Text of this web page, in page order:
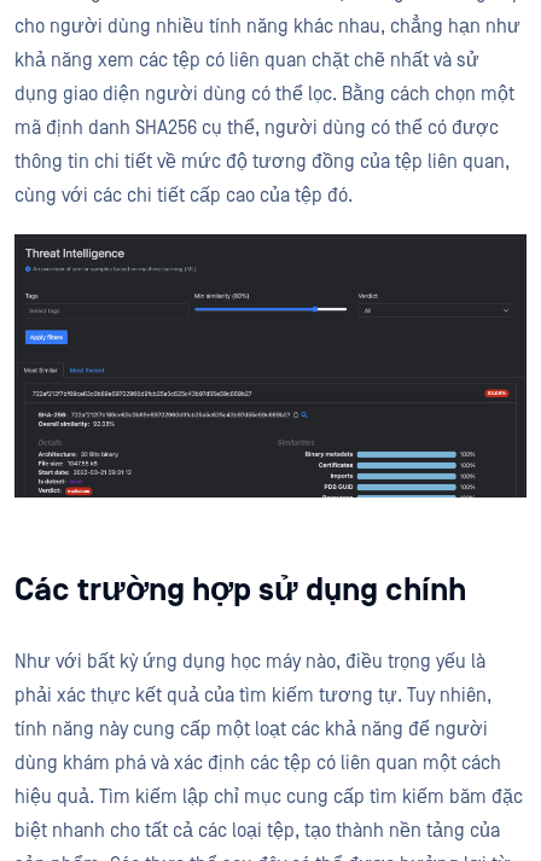
cho người dùng nhiều tính năng khác nhau, chẳng hạn như
khả năng xem các tệp có liên quan chặt chẽ nhất và sử
dụng giao diện người dùng có thể lọc. Bằng cách chọn một
mã định danh SHA256 cụ thể, người dùng có thể có được
thông tin chi tiết về mức độ tương đồng của tệp liên quan,
cùng với các chi tiết cấp cao của tệp đó.
Các trường hợp sử dụng chính
Như với bất kỳ ứng dụng học máy nào, điều trọng yếu là
phải xác thực kết quả của tìm kiếm tương tự. Tuy nhiên,
tính năng này cung cấp một loạt các khả năng để người
dùng khám phá và xác định các tệp có liên quan một cách
hiệu quả. Tìm kiếm lập chỉ mục cung cấp tìm kiếm băm đặc
biệt nhanh cho tất cả các loại tệp, tạo thành nền tảng của